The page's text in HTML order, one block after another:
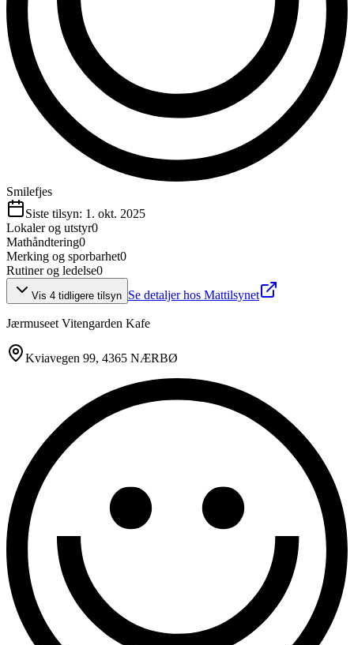
Smilefjes
Siste tilsyn: 1. okt. 2025
Lokaler og utstyr0
Mathåndtering0
Merking og sporbarhet0
Rutiner og ledelse0
Vis 4 tidligere tilsyn Se detaljer hos Mattilsynet
Jærmuseet Vitengarden Kafe
Kviavegen 99, 4365 NÆRBØ